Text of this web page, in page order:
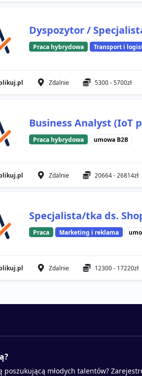
Dyspozytor /
Praca hybrydowa Transport i
Zdalnie 5300 - 5700zł
Business Analyst (IoT
Praca hybrydowa umowa B2B
Zdalnie 20664 - 26814zł
Specjalista/tka ds.
Praca Marketing i reklama
Zdalnie 12300 - 17220zł
poszukującą młodych talentów?